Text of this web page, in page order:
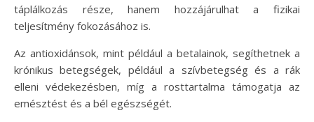
táplálkozás része, hanem hozzájárulhat a fizikai
teljesítmény fokozásához is.
Az antioxidánsok, mint például a betalainok, segíthetnek a
krónikus betegségek, például a szívbetegség és a rák
elleni védekezésben, míg a rosttartalma támogatja az
emésztést és a bél egészségét.